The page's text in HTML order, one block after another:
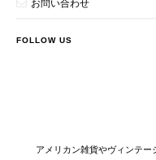
お問い合わせ
FOLLOW US
アメリカン雑貨やヴィンテ